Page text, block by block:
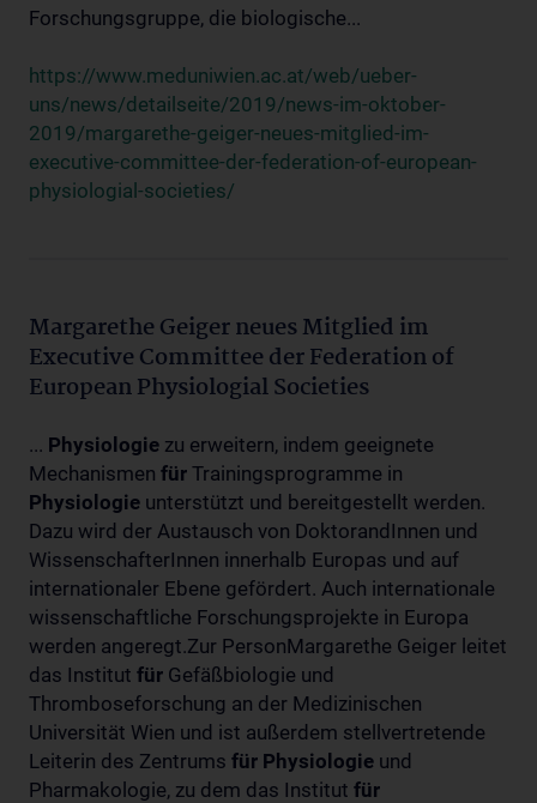
Forschungsgruppe, die biologische...
https://www.meduniwien.ac.at/web/ueber-
uns/news/detailseite/2019/news-im-oktober-
2019/margarethe-geiger-neues-mitglied-im-
executive-committee-der-federation-of-european-
physiologial-societies/
Margarethe Geiger neues Mitglied im
Executive Committee der Federation of
European Physiologial Societies
... Physiologie zu erweitern, indem geeignete
Mechanismen für Trainingsprogramme in
Physiologie unterstützt und bereitgestellt werden.
Dazu wird der Austausch von DoktorandInnen und
WissenschafterInnen innerhalb Europas und auf
internationaler Ebene gefördert. Auch internationale
wissenschaftliche Forschungsprojekte in Europa
werden angeregt.Zur PersonMargarethe Geiger leitet
das Institut für Gefäßbiologie und
Thromboseforschung an der Medizinischen
Universität Wien und ist außerdem stellvertretende
Leiterin des Zentrums für Physiologie und
Pharmakologie, zu dem das Institut für